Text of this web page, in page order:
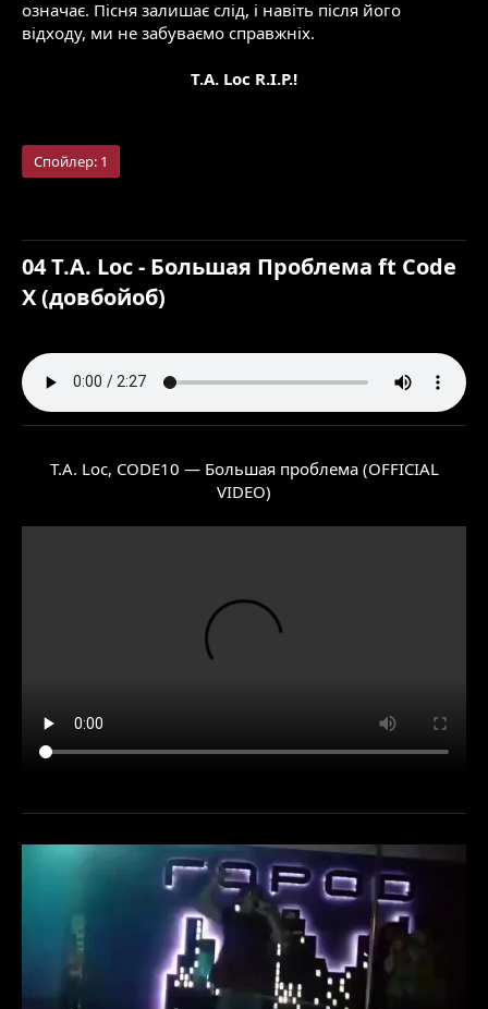
означає. Пісня залишає слід, і навіть після його
відходу, ми не забуваємо справжніх.
T.A. Loc R.I.P.!
Спойлер: 1
04 T.A. Loc - Большая Проблема ft Code
X (довбойоб)​
T.A. Loc, CODE10 — Большая проблема (OFFICIAL
VIDEO)